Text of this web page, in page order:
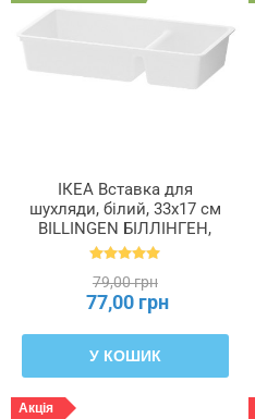
ІКЕА Вставка для
шухляди, білий, 33x17 см
BILLINGEN БІЛЛІНГЕН,
302.704.01
79,00 грн
77,00 грн
У КОШИК
Акція